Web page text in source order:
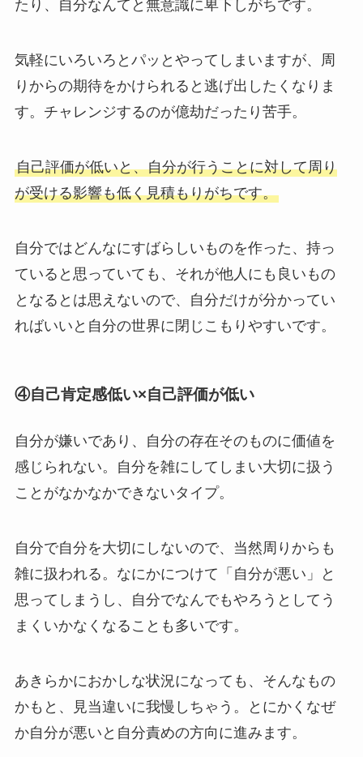
たり、自分なんてと無意識に卑下しがちです。
気軽にいろいろとパッとやってしまいますが、周
りからの期待をかけられると逃げ出したくなりま
す。チャレンジするのが億劫だったり苦手。
自己評価が低いと、自分が行うことに対して周り
が受ける影響も低く見積もりがちです。
自分ではどんなにすばらしいものを作った、持っ
ていると思っていても、それが他人にも良いもの
となるとは思えないので、自分だけが分かってい
ればいいと自分の世界に閉じこもりやすいです。
④自己肯定感低い×自己評価が低い
自分が嫌いであり、自分の存在そのものに価値を
感じられない。自分を雑にしてしまい大切に扱う
ことがなかなかできないタイプ。
自分で自分を大切にしないので、当然周りからも
雑に扱われる。なにかにつけて「自分が悪い」と
思ってしまうし、自分でなんでもやろうとしてう
まくいかなくなることも多いです。
あきらかにおかしな状況になっても、そんなもの
かもと、見当違いに我慢しちゃう。とにかくなぜ
か自分が悪いと自分責めの方向に進みます。